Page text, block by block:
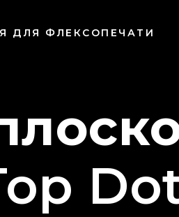
ДЛЯ ФЛЕКСОПЕЧАТИ